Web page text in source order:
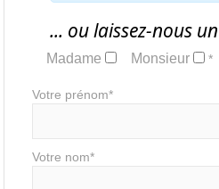
... ou laissez-nous
Madame Monsieur *
Votre prénom*
Votre nom*